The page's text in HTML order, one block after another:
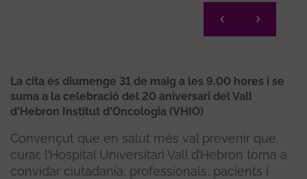
La cita és diumenge 31 de maig a les 9.00 hores i se
suma a la celebració del 20 aniversari del Vall
d'Hebron Institut d'Oncologia (VHIO)
Convençut que en salut més val prevenir que
curar, l’Hospital Universitari Vall d’Hebron torna a
convidar ciutadania, professionals, pacients i